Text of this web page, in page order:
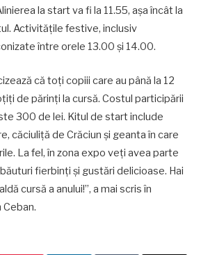
la start va fi la 11.55, așa încât la
Activitățile festive, inclusiv
între orele 13.00 și 14.00.
că toți copiii care au până la 12
de părinți la cursă. Costul participării
300 de lei. Kitul de start include
căciuliță de Crăciun și geanta în care
La fel, în zona expo veți avea parte
fierbinți și gustări delicioase. Hai
cursă a anului!”, a mai scris în
Ceban.